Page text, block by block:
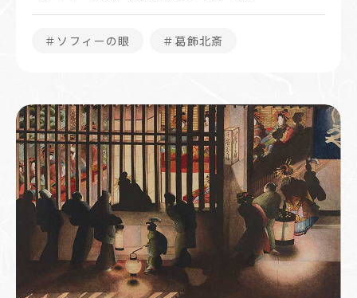
＃ソフィーの眼 ＃葛飾北斎